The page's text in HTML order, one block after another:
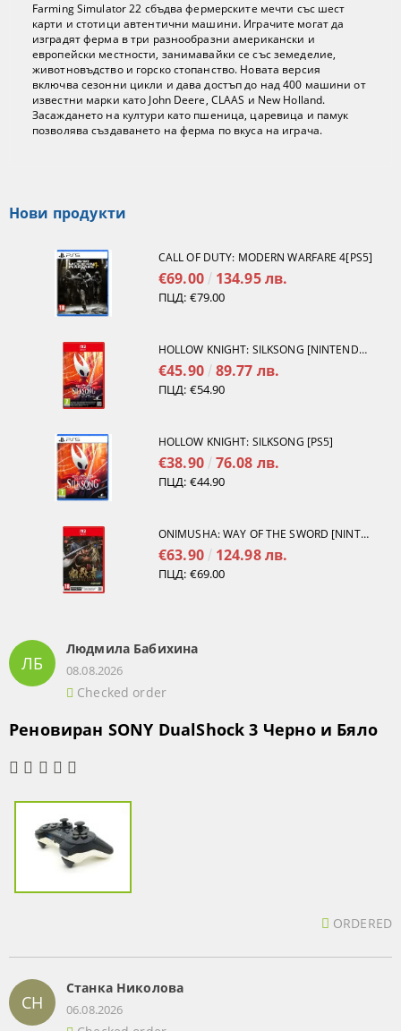
Farming Simulator 22 сбъдва фермерските мечти със шест
карти и стотици автентични машини. Играчите могат да
изградят ферма в три разнообразни американски и
европейски местности, занимавайки се със земеделие,
животновъдство и горско стопанство. Новата версия
включва сезонни цикли и дава достъп до над 400 машини от
известни марки като John Deere, CLAAS и New Holland.
Засаждането на култури като пшеница, царевица и памук
позволява създаването на ферма по вкуса на играча.
Нови продукти
CALL OF DUTY: MODERN WARFARE 4[PS5]
€69.00 134.95 лв.
ПЦД: €79.00
HOLLOW KNIGHT: SILKSONG [NINTENDO SWITCH 2]
€45.90 89.77 лв.
ПЦД: €54.90
HOLLOW KNIGHT: SILKSONG [PS5]
€38.90 76.08 лв.
ПЦД: €44.90
ONIMUSHA: WAY OF THE SWORD [NINTENDO SWITCH 2]
€63.90 124.98 лв.
ПЦД: €69.00
ЛБ
Людмила Бабихина
08.08.2026
Checked order
Реновиран SONY DualShock 3 Черно и Бяло
ORDERED
СН
Станка Николова
06.08.2026